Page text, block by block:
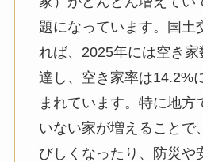
題になっています。国土
れば、2025年には空き
達し、空き家率は14.2%
まれています。特に地方
いない家が増えることで
びしくなったり、防災や